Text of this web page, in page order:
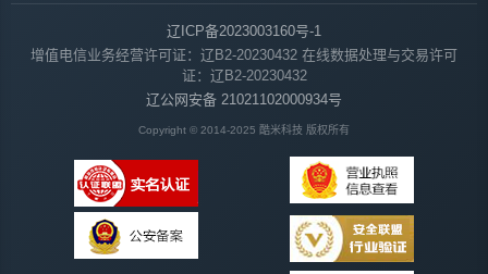
辽ICP备2023003160号-1
增值电信业务经营许可证：辽B2-20230432 在线数据处理与交易许可
证：辽B2-20230432
辽公网安备 21021102000934号
Copyright © 2014-2025 酷米科技 版权所有